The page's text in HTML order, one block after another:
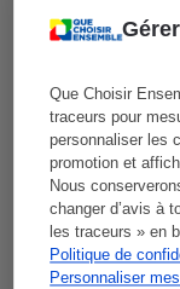
Que Choisir
traceurs pour
personnaliser les
promotion et
Nous
changer d’avis à
les traceurs » en
Politique de
Personnaliser